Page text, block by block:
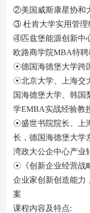
②美国威斯康星协和
③ 杜肯大学实用管理
④匹兹堡能源创新中
欧路商学院MBA特聘
☉德国海德堡大学跨
☉北京大学、上海交
国海德堡大学、韩国
学EMBA实战经验教
☉盛世书院院长、上
长，德国海德堡大学
湾政大公企中心产业
☉《创新企业经营战
企业家创新创造能力
案
课程内容及特点: